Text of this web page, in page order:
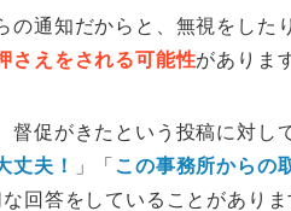
の通知だからと、無視をした
さえをされる可能性がありま
督促がきたという投稿に対し
丈夫！
」「 この事務所からの
回答をしていることがありま